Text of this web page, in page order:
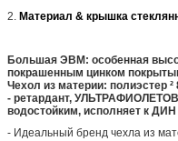
2. Материал & крышка
Большая ЭВМ: особенная
покрашенным цинком
Чехол из материи: полиэстер
- ретардант,
водостойким, исполняет к
- Идеальный бренд чехла из